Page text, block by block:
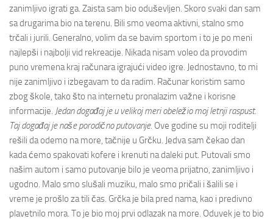
zanimljivo igrati ga. Zaista sam bio oduševljen. Skoro svaki dan sam
sa drugarima bio na terenu. Bili smo veoma aktivni, stalno smo
trčali i jurili. Generalno, volim da se bavim sportom i to je po meni
najlepši i najbolji vid rekreacije. Nikada nisam voleo da provodim
puno vremena kraj računara igrajući video igre. Jednostavno, to mi
nije zanimljivo i izbegavam to da radim. Računar koristim samo
zbog škole, tako što na internetu pronalazim važne i korisne
informacije. Jedan događaj je u velikoj meri obeležio moj letnji raspust.
Taj događaj je naše porodično putovanje. Ove godine su moji roditelji
rešili da odemo na more, tačnije u Grčku. Jedva sam čekao dan
kada ćemo spakovati kofere i krenuti na daleki put. Putovali smo
našim autom i samo putovanje bilo je veoma prijatno, zanimljivo i
ugodno. Malo smo slušali muziku, malo smo pričali i šalili se i
vreme je prošlo za tili čas. Grčka je bila pred nama, kao i predivno
plavetnilo mora. To je bio moj prvi odlazak na more. Oduvek je to bio